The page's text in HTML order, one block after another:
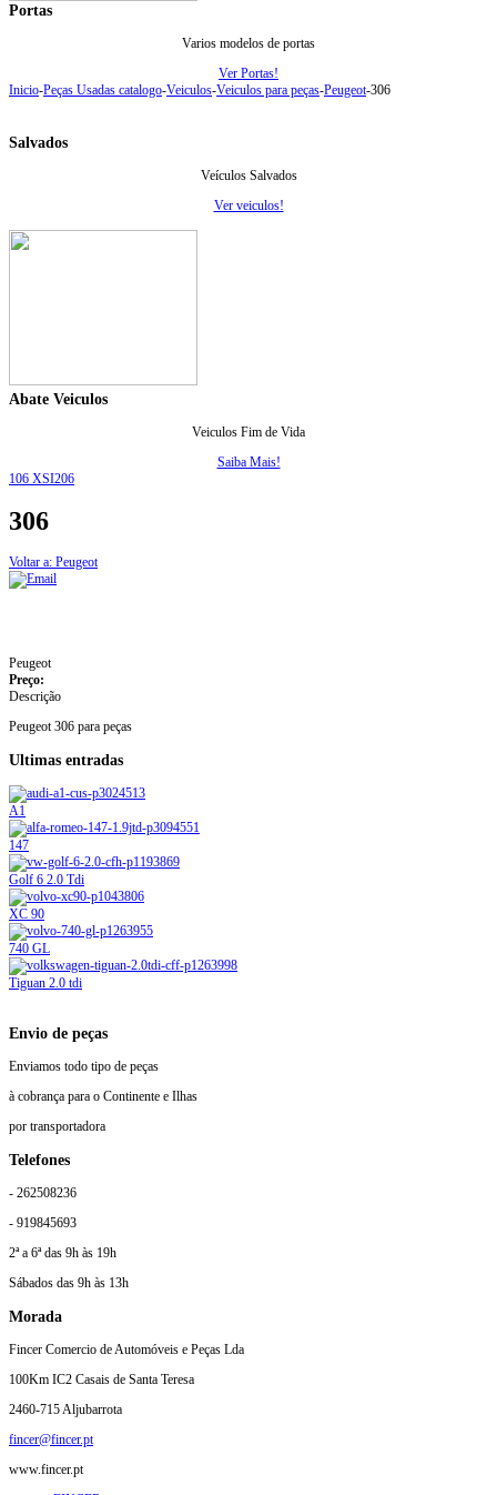
Portas
Varios modelos de portas
Ver Portas!
Inicio-Peças Usadas catalogo-Veiculos-Veiculos para peças-Peugeot-306
Salvados
Veículos Salvados
Ver veiculos!
Abate Veiculos
Veiculos Fim de Vida
Saiba Mais!
106 XSI206
306
Voltar a: Peugeot
Peugeot
Preço:
Descrição
Peugeot 306 para peças
Ultimas entradas
A1
147
Golf 6 2.0 Tdi
XC 90
740 GL
Tiguan 2.0 tdi
Envio de peças
Enviamos todo tipo de peças
à cobrança para o Continente e Ilhas
por transportadora
Telefones
- 262508236
- 919845693
2ª a 6ª das 9h às 19h
Sábados das 9h às 13h
Morada
Fincer Comercio de Automóveis e Peças Lda
100Km IC2 Casais de Santa Teresa
2460-715 Aljubarrota
fincer@fincer.pt
www.fincer.pt